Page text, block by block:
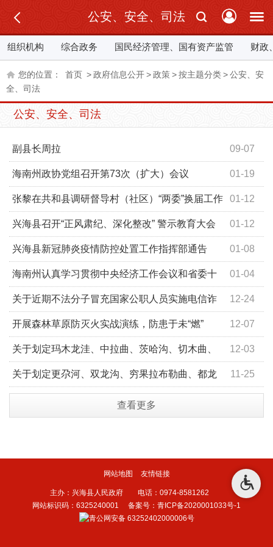
公安、安全、司法
组织机构 综合政务 国民经济管理、国有资产监管 财政
您的位置： 首页 >政府信息公开>政策>按主题分类>公安、安
全、司法
公安、安全、司法
09-07
副县长周拉
01-19
海南州政协党组召开第73次（扩大）会议
01-12
张黎在共和县调研督导村（社区）“两委”换届工作
时强调依法依规选好“领头雁”配强“贴心人”心无旁骛担当新
使命展现新作为
01-12
兴海县召开“正风肃纪、深化整改” 警示教育大会
01-08
兴海县新冠肺炎疫情防控处置工作指挥部通告
01-04
海南州认真学习贯彻中央经济工作会议和省委十
三届九次全会精神 12-24
关于近期不法分子冒充国家公职人员实施电信诈
骗的通告 12-07
开展森林草原防灭火实战演练，防患于未“燃”
12-03
关于划定玛木龙洼、中拉曲、茨哈沟、切木曲、
沙珠玉河右支河、扎列里沟右支河、英得河等七条河流管
11-25
关于划定更尕河、双龙沟、穷果拉布勒曲、都龙
和多曲四条河流管理范围的通告
查看更多
网站地图 友情链接
主办：兴海县人民政府 电话：0974-8581262
网站标识码：6325240001 备案号：青ICP备2020001033号-1
青公网安备 63252402000006号